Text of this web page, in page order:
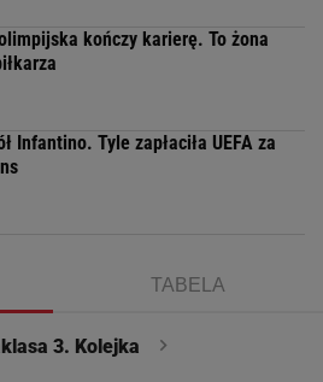
kończy karierę. To żona
Infantino. Tyle zapłaciła UEFA za
TABELA
3. Kolejka